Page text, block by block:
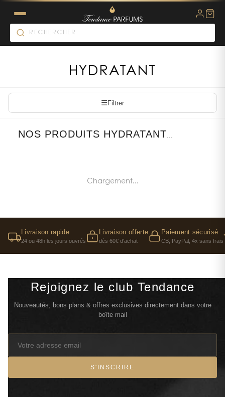
HYDRATANT
☰Filtrer
NOS PRODUITS HYDRATANT...
Chargement...
Livraison rapide
24 ou 48h les jours ouvrés
Livraison offerte
dès 60€ d'achat
Paiement sécurisé
CB, PayPal, 4x sans frais
Rejoignez le club Tendance
Nouveautés, bons plans & offres exclusives directement dans votre
boîte mail
S'INSCRIRE